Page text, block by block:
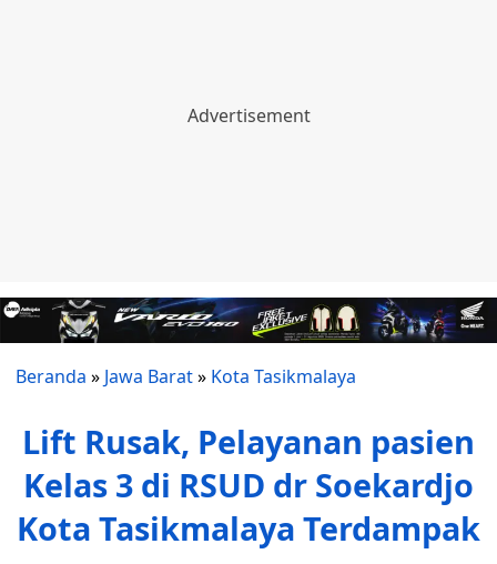
Beranda » Jawa Barat» Kota Tasikmalaya
Lift Rusak, Pelayanan pasien
Kelas 3 di RSUD dr Soekardjo
Kota Tasikmalaya Terdampak